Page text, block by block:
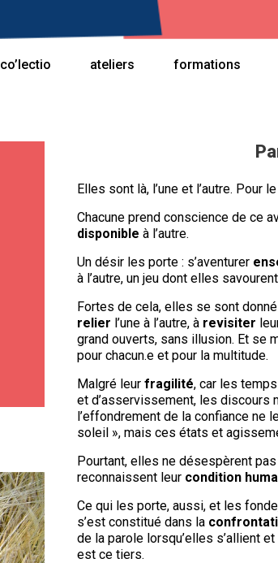
co’lectio ateliers formations
Elles sont là, l’une et l’autre.
Chacune prend conscience de ce
disponible à l’autre.
Un désir les porte : s’aventurer
à l’autre, un jeu dont elles
Fortes de cela, elles se sont
relier l’une à l’autre, à revisiter
grand ouverts, sans illusion. Et se
pour chacun.e et pour la multitude.
Malgré leur fragilité, car les
et d’asservissement, les discours
l’effondrement de la confiance ne
soleil », mais ces états et
Pourtant, elles ne désespèrent
reconnaissent leur condition
Ce qui les porte, aussi, et les
s’est constitué dans la
de la parole lorsqu’elles s’allient
est ce tiers.